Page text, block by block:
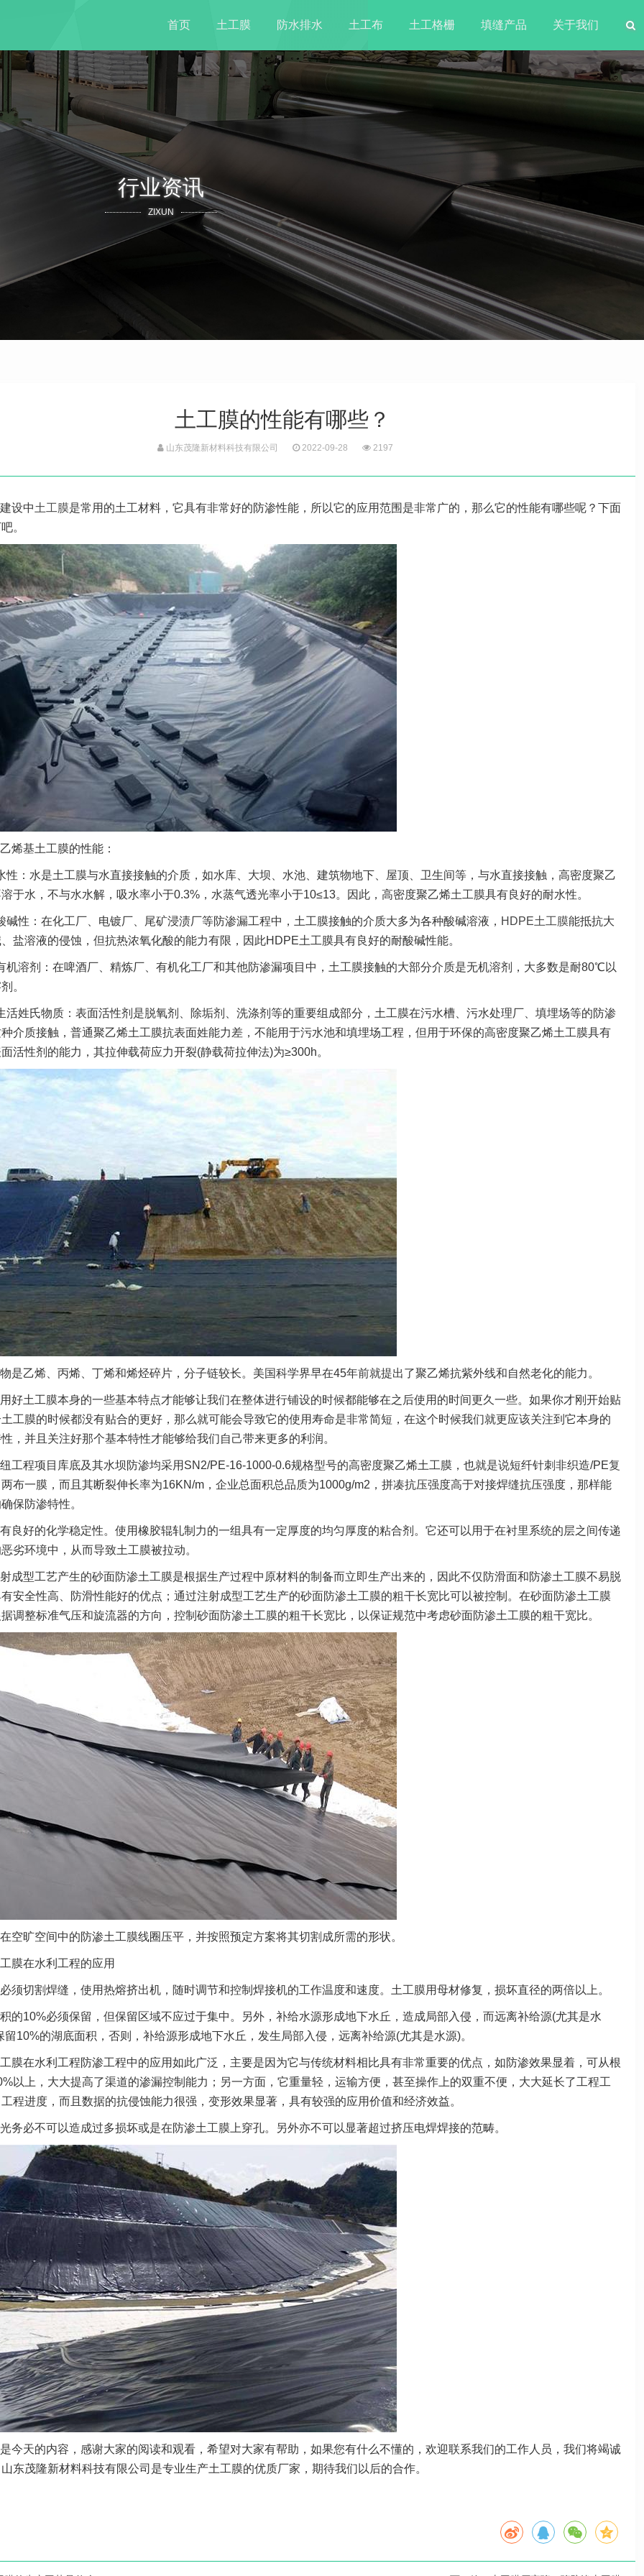
首页 土工膜 防水排水 土工布 土工格栅 填缝产品 关于我们
行业资讯
ZIXUN
土工膜的性能有哪些？
山东茂隆新材料科技有限公司 2022-09-28 2197
设中土工膜是常用的土工材料，它具有非常好的防渗性能，所以它的应用范围是非常广的，那么它的性能有哪些呢？下面
。
烯基土工膜的性能：
性：水是土工膜与水直接接触的介质，如水库、大坝、水池、建筑物地下、屋顶、卫生间等，与水直接接触，高密度聚乙
于水，不与水水解，吸水率小于0.3%，水蒸气透光率小于10≤13。因此，高密度聚乙烯土工膜具有良好的耐水性。
碱性：在化工厂、电镀厂、尾矿浸渍厂等防渗漏工程中，土工膜接触的介质大多为各种酸碱溶液， HDPE土工膜能抵抗大
盐溶液的侵蚀，但抗热浓氧化酸的能力有限，因此HDPE土工膜具有良好的耐酸碱性能。
机溶剂：在啤酒厂、精炼厂、有机化工厂和其他防渗漏项目中，土工膜接触的大部分介质是无机溶剂，大多数是耐80℃以
。
活姓氏物质：表面活性剂是脱氧剂、除垢剂、洗涤剂等的重要组成部分，土工膜在污水槽、污水处理厂、填埋场等的防渗
介质接触，普通聚乙烯土工膜抗表面姓能力差，不能用于污水池和填埋场工程，但用于环保的高密度聚乙烯土工膜具有
活性剂的能力，其拉伸载荷应力开裂(静载荷拉伸法)为≥300h。
是乙烯、丙烯、丁烯和烯烃碎片，分子链较长。美国科学界早在45年前就提出了聚乙烯抗紫外线和自然老化的能力。
好土工膜本身的一些基本特点才能够让我们在整体进行铺设的时候都能够在之后使用的时间更久一些。如果你才刚开始贴
工膜的时候都没有贴合的更好，那么就可能会导致它的使用寿命是非常简短，在这个时候我们就更应该关注到它本身的
，并且关注好那个基本特性才能够给我们自己带来更多的利润。
工程项目库底及其水坝防渗均采用SN2/PE-16-1000-0.6规格型号的高密度聚乙烯土工膜，也就是说短纤针刺非织造/PE复
布一膜，而且其断裂伸长率为16KN/m，企业总面积总品质为1000g/m2，拼凑抗压强度高于对接焊缝抗压强度，那样能
保防渗特性。
良好的化学稳定性。使用橡胶辊轧制力的一组具有一定厚度的均匀厚度的粘合剂。它还可以用于在衬里系统的层之间传递
劣环境中，从而导致土工膜被拉动。
成型工艺产生的砂面防渗土工膜是根据生产过程中原材料的制备而立即生产出来的，因此不仅防滑面和防渗土工膜不易脱
安全性高、防滑性能好的优点；通过注射成型工艺生产的砂面防渗土工膜的粗干长宽比可以被控制。在砂面防渗土工膜
调整标准气压和旋流器的方向，控制砂面防渗土工膜的粗干长宽比，以保证规范中考虑砂面防渗土工膜的粗干宽比。
空旷空间中的防渗土工膜线圈压平，并按照预定方案将其切割成所需的形状。
膜在水利工程的应用
须切割焊缝，使用热熔挤出机，随时调节和控制焊接机的工作温度和速度。土工膜用母材修复，损坏直径的两倍以上。
的10%必须保留，但保留区域不应过于集中。另外，补给水源形成地下水丘，造成局部入侵，而远离补给源(尤其是水
留10%的湖底面积，否则，补给源形成地下水丘，发生局部入侵，远离补给源(尤其是水源)。
膜在水利工程防渗工程中的应用如此广泛，主要是因为它与传统材料相比具有非常重要的优点，如防渗效果显着，可从根
以上，大大提高了渠道的渗漏控制能力；另一方面，它重量轻，运输方便，甚至操作上的双重不便，大大延长了工程工
程进度，而且数据的抗侵蚀能力很强，变形效果显著，具有较强的应用价值和经济效益。
务必不可以造成过多损坏或是在防渗土工膜上穿孔。另外亦不可以显著超过挤压电焊焊接的范畴。
今天的内容，感谢大家的阅读和观看，希望对大家有帮助，如果您有什么不懂的，欢迎联系我们的工作人员，我们将竭诚
东茂隆新材料科技有限公司是专业生产土工膜的优质厂家，期待我们以后的合作。